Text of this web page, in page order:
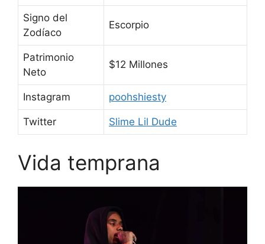
Signo del
Zodíaco
Escorpio
Patrimonio
Neto
$12 Millones
Instagram poohshiesty
Twitter Slime Lil Dude
Vida temprana